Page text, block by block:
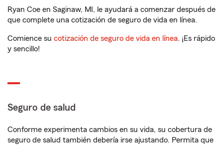
Ryan Coe en Saginaw, MI, le ayudará a comenzar después de
que complete una cotización de seguro de vida en línea.
Comience su cotización de seguro de vida en línea. ¡Es rápido
y sencillo!
Seguro de salud
Conforme experimenta cambios en su vida, su cobertura de
seguro de salud también debería irse ajustando. Permita que